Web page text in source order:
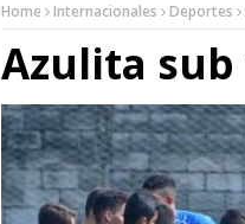
Home Internacionales Deportes
Azulita sub